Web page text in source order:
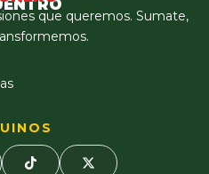
que queremos. Sumate,